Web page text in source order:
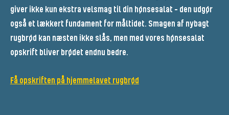
giver ikke kun ekstra velsmag til din hønsesalat - den udgør
også et lækkert fundament for måltidet. Smagen af nybagt
rugbrød kan næsten ikke slås, men med vores hønsesalat
opskrift bliver brødet endnu bedre.
Få opskriften på hjemmelavet rugbrød